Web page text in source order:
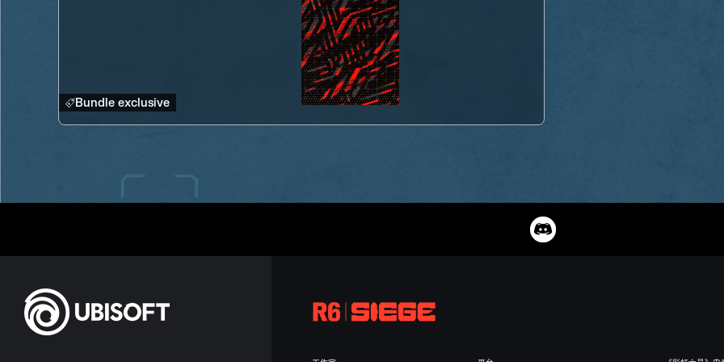
Bundle exclusive